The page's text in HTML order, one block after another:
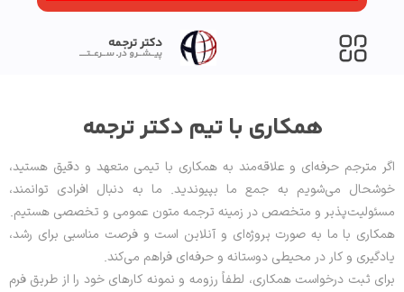
دکتر ترجمه
پیــشــرو درـ ســرعــتــــ
همکاری با تیم دکتر ترجمه
اگر مترجم حرفه‌ای و علاقه‌مند به همکاری با تیمی متعهد و دقیق هستید،
خوشحال می‌شویم به جمع ما بپیوندید. ما به دنبال افرادی توانمند،
مسئولیت‌پذیر و متخصص در زمینه ترجمه متون عمومی و تخصصی هستیم.
همکاری با ما به صورت پروژه‌ای و آنلاین است و فرصت مناسبی برای رشد،
یادگیری و کار در محیطی دوستانه و حرفه‌ای فراهم می‌کند.
برای ثبت درخواست همکاری، لطفاً رزومه و نمونه کارهای خود را از طریق فرم